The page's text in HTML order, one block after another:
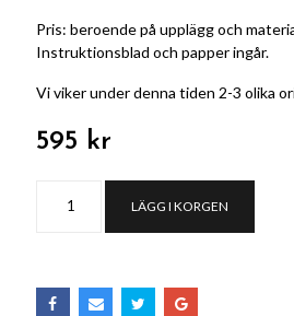
Pris: beroende på upplägg och
Instruktionsblad och papper ingår.
Vi viker under denna tiden 2-3 olika
595 kr
LÄGG I KORGEN